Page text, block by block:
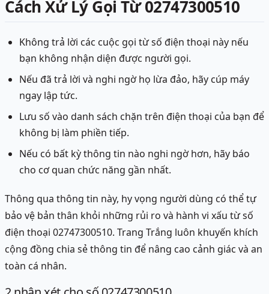
Cách Xử Lý Gọi Từ 02747300510
Không trả lời các cuộc gọi từ số điện thoại này nếu
bạn không nhận diện được người gọi.
Nếu đã trả lời và nghi ngờ họ lừa đảo, hãy cúp máy
ngay lập tức.
Lưu số vào danh sách chặn trên điện thoại của bạn để
không bị làm phiền tiếp.
Nếu có bất kỳ thông tin nào nghi ngờ hơn, hãy báo
cho cơ quan chức năng gần nhất.
Thông qua thông tin này, hy vọng người dùng có thể tự
bảo vệ bản thân khỏi những rủi ro và hành vi xấu từ số
điện thoại 02747300510. Trang Trắng luôn khuyến khích
cộng đồng chia sẻ thông tin để nâng cao cảnh giác và an
toàn cá nhân.